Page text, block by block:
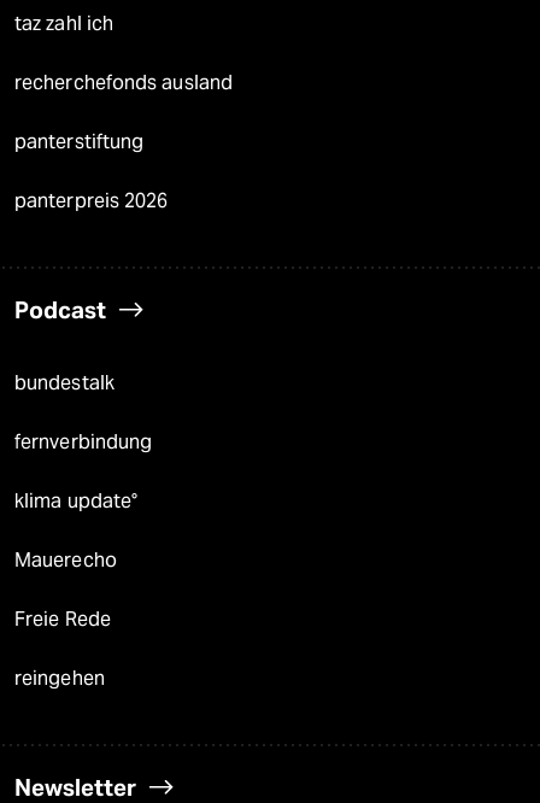
taz zahl ich
recherchefonds ausland
panterstiftung
panterpreis 2026
Podcast
bundestalk
fernverbindung
klima update°
Mauerecho
Freie Rede
reingehen
Newsletter